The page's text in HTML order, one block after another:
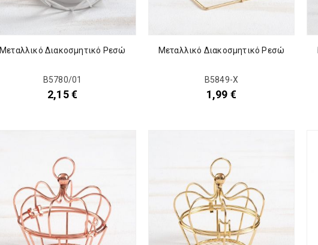
Μεταλλικό Διακοσμητικό Ρεσώ
Β5780/01
2,15€
Μεταλλικό Διακοσμητικό Ρεσώ
Β5849-Χ
1,99 €